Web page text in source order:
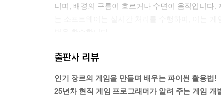
Lesson 10-6 Pygame 마우스 입력 247
COLUMN Pygame 한국어 사용하기 252
Chapter 11 본격 RPG 만들기! -전편- 255
Lesson 11-2 미로 자동 생성하기 260
Lesson 11-3 던전 만들기 267
니며, 배경의 구름이 흐르거나 수면이 움직입니다
법을 학습합니다.
에 속합니다. 그러나 ‘드래곤 퀘스트’나 ‘포켓몬
작한다는 점입니다. 로그라이크 게임은 ‘한 번이
출판사 리뷰
인기 장르의 게임을 만들며 배우는 파이썬 활용법!
25년차 현직 게임 프로그래머가 알려 주는 게임 개